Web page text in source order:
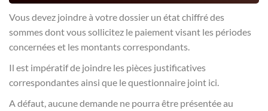
Vous devez joindre à votre dossier un état chiffré des
sommes dont vous sollicitez le paiement visant les périodes
concernées et les montants correspondants.
Il est impératif de joindre les pièces justificatives
correspondantes ainsi que le questionnaire joint ici.
A défaut, aucune demande ne pourra être présentée au